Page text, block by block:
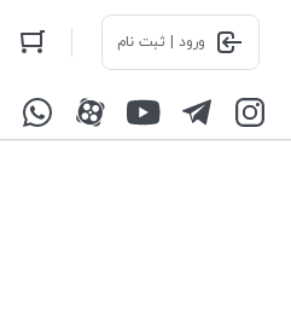
ورود | ثبت نام